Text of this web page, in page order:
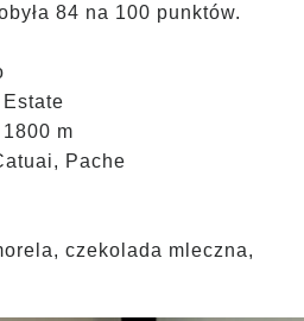
84 na 100 punktów.
m
Pache
czekolada mleczna,